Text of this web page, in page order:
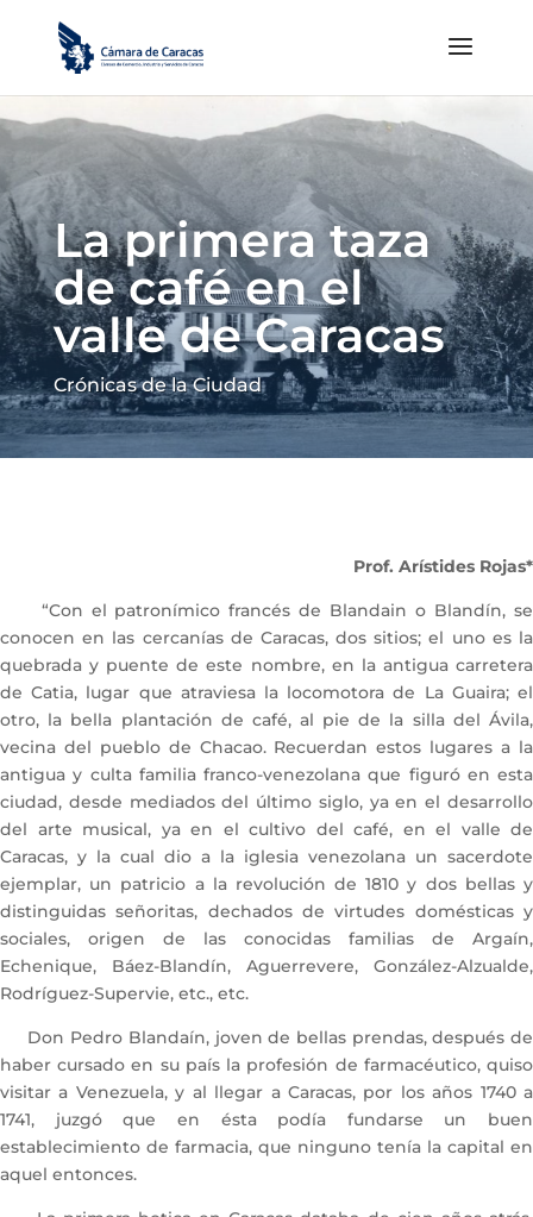
La primera taza
de café en el
valle de Caracas
Crónicas de la Ciudad
Prof. Arístides Rojas*
“Con el patronímico francés de Blandain o Blandín, se
conocen en las cercanías de Caracas, dos sitios; el uno es la
quebrada y puente de este nombre, en la antigua carretera
de Catia, lugar que atraviesa la locomotora de La Guaira; el
otro, la bella plantación de café, al pie de la silla del Ávila,
vecina del pueblo de Chacao. Recuerdan estos lugares a la
antigua y culta familia franco-venezolana que figuró en esta
ciudad, desde mediados del último siglo, ya en el desarrollo
del arte musical, ya en el cultivo del café, en el valle de
Caracas, y la cual dio a la iglesia venezolana un sacerdote
ejemplar, un patricio a la revolución de 1810 y dos bellas y
distinguidas señoritas, dechados de virtudes domésticas y
sociales, origen de las conocidas familias de Argaín,
Echenique, Báez-Blandín, Aguerrevere, González-Alzualde,
Rodríguez-Supervie, etc., etc.
Don Pedro Blandaín, joven de bellas prendas, después de
haber cursado en su país la profesión de farmacéutico, quiso
visitar a Venezuela, y al llegar a Caracas, por los años 1740 a
1741, juzgó que en ésta podía fundarse un buen
establecimiento de farmacia, que ninguno tenía la capital en
aquel entonces.